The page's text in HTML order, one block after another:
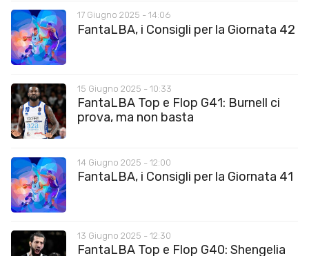
17 Giugno 2025 - 14:06
FantaLBA, i Consigli per la Giornata 42
15 Giugno 2025 - 10:33
FantaLBA Top e Flop G41: Burnell ci
prova, ma non basta
14 Giugno 2025 - 12:00
FantaLBA, i Consigli per la Giornata 41
13 Giugno 2025 - 12:30
FantaLBA Top e Flop G40: Shengelia